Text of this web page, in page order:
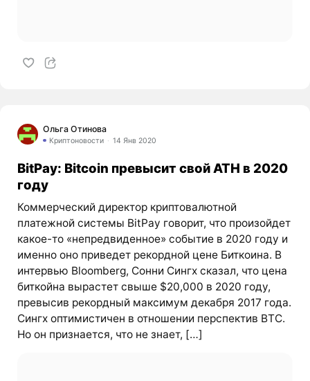
Ольга Отинова
Криптоновости 14 Янв 2020
BitPay: Bitcoin превысит свой ATH в 2020
году
Коммерческий директор криптовалютной
платежной системы BitPay говорит, что произойдет
какое-то «непредвиденное» событие в 2020 году и
именно оно приведет рекордной цене Биткоина. В
интервью Bloomberg, Сонни Сингх сказал, что цена
биткойна вырастет свыше $20,000 в 2020 году,
превысив рекордный максимум декабря 2017 года.
Сингх оптимистичен в отношении перспектив BTC.
Но он признается, что не знает, […]